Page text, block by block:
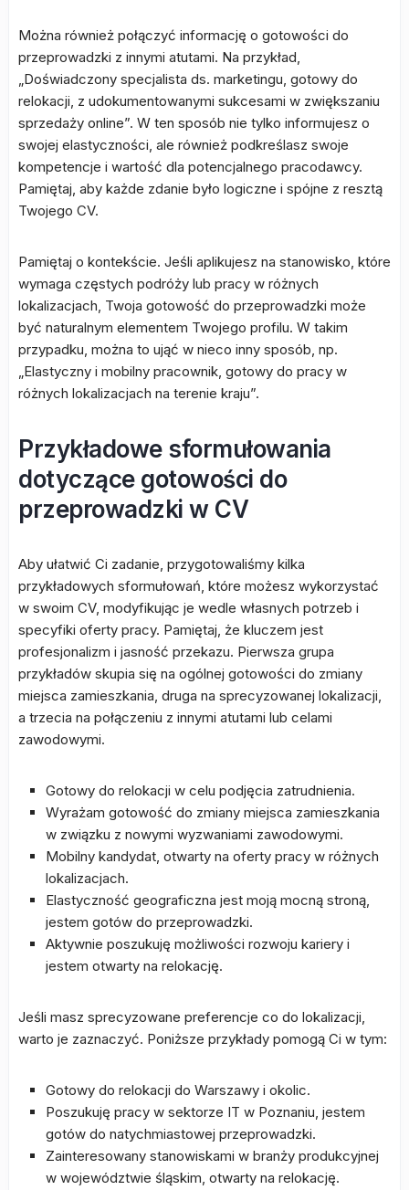
Można również połączyć informację o gotowości do
przeprowadzki z innymi atutami. Na przykład,
„Doświadczony specjalista ds. marketingu, gotowy do
relokacji, z udokumentowanymi sukcesami w zwiększaniu
sprzedaży online”. W ten sposób nie tylko informujesz o
swojej elastyczności, ale również podkreślasz swoje
kompetencje i wartość dla potencjalnego pracodawcy.
Pamiętaj, aby każde zdanie było logiczne i spójne z resztą
Twojego CV.
Pamiętaj o kontekście. Jeśli aplikujesz na stanowisko, które
wymaga częstych podróży lub pracy w różnych
lokalizacjach, Twoja gotowość do przeprowadzki może
być naturalnym elementem Twojego profilu. W takim
przypadku, można to ująć w nieco inny sposób, np.
„Elastyczny i mobilny pracownik, gotowy do pracy w
różnych lokalizacjach na terenie kraju”.
Przykładowe sformułowania
dotyczące gotowości do
przeprowadzki w CV
Aby ułatwić Ci zadanie, przygotowaliśmy kilka
przykładowych sformułowań, które możesz wykorzystać
w swoim CV, modyfikując je wedle własnych potrzeb i
specyfiki oferty pracy. Pamiętaj, że kluczem jest
profesjonalizm i jasność przekazu. Pierwsza grupa
przykładów skupia się na ogólnej gotowości do zmiany
miejsca zamieszkania, druga na sprecyzowanej lokalizacji,
a trzecia na połączeniu z innymi atutami lub celami
zawodowymi.
Gotowy do relokacji w celu podjęcia zatrudnienia.
Wyrażam gotowość do zmiany miejsca zamieszkania
w związku z nowymi wyzwaniami zawodowymi.
Mobilny kandydat, otwarty na oferty pracy w różnych
lokalizacjach.
Elastyczność geograficzna jest moją mocną stroną,
jestem gotów do przeprowadzki.
Aktywnie poszukuję możliwości rozwoju kariery i
jestem otwarty na relokację.
Jeśli masz sprecyzowane preferencje co do lokalizacji,
warto je zaznaczyć. Poniższe przykłady pomogą Ci w tym:
Gotowy do relokacji do Warszawy i okolic.
Poszukuję pracy w sektorze IT w Poznaniu, jestem
gotów do natychmiastowej przeprowadzki.
Zainteresowany stanowiskami w branży produkcyjnej
w województwie śląskim, otwarty na relokację.